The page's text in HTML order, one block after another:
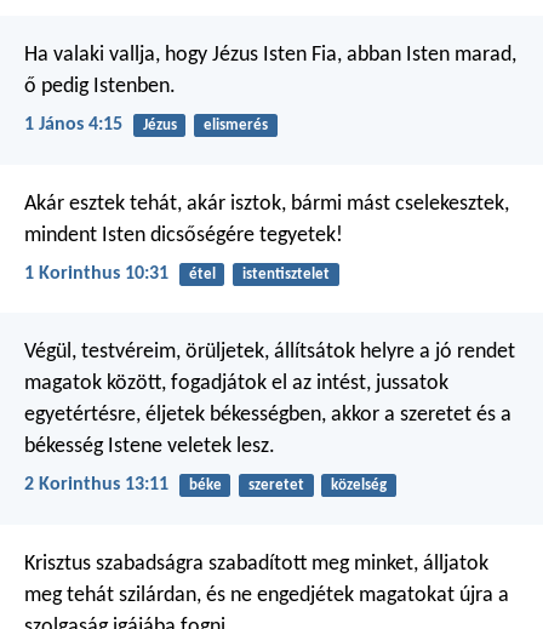
Ha valaki vallja, hogy Jézus Isten Fia, abban Isten marad,
ő pedig Istenben.
1 János 4:15 Jézus elismerés
Akár esztek tehát, akár isztok, bármi mást cselekesztek,
mindent Isten dicsőségére tegyetek!
1 Korinthus 10:31 étel istentisztelet
Végül, testvéreim, örüljetek, állítsátok helyre a jó rendet
magatok között, fogadjátok el az intést, jussatok
egyetértésre, éljetek békességben, akkor a szeretet és a
békesség Istene veletek lesz.
2 Korinthus 13:11 béke szeretet közelség
Krisztus szabadságra szabadított meg minket, álljatok
meg tehát szilárdan, és ne engedjétek magatokat újra a